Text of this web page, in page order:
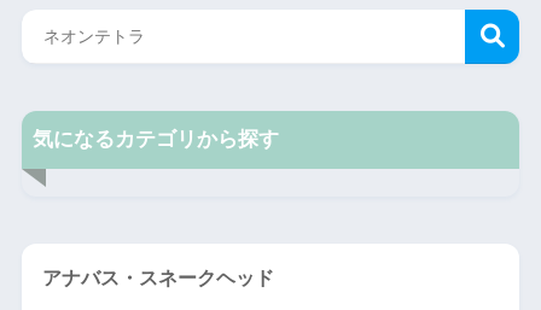
気になるカテゴリから探す
アナバス・スネークヘッド